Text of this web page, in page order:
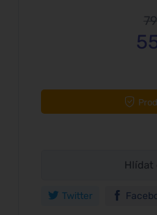
Hlídat
Twitter